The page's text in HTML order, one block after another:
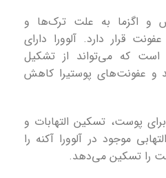
و اگزما به علت ترک‌ها و
قرار دارد. آلوورا دارای
که می‌تواند از تشکیل
و عفونت‌های پوستیرا کاهش
برای پوست، تسکین التهابات و
موجود در آلوورا آکنه را
را تسکین می‌دهد.